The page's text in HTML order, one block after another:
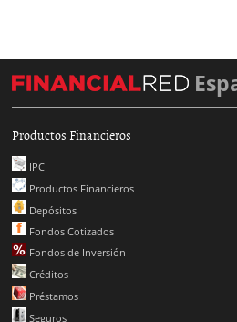
Productos Financieros
IPC
Productos Financieros
Depósitos
Fondos Cotizados
Fondos de Inversión
Créditos
Préstamos
Seguros